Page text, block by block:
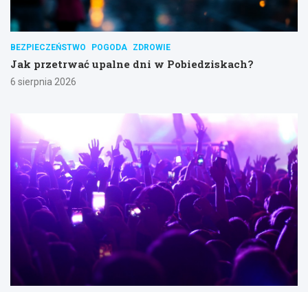
BEZPIECZEŃSTWO POGODA ZDROWIE
Jak przetrwać upalne dni w Pobiedziskach?
6 sierpnia 2026